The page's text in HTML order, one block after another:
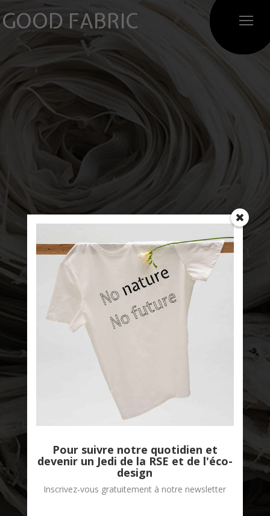
GOOD FABRIC
Good Stories
Pour suivre notre quotidien et
devenir un Jedi de la RSE et de l'éco-
design
Inscrivez-vous gratuitement à notre newsletter